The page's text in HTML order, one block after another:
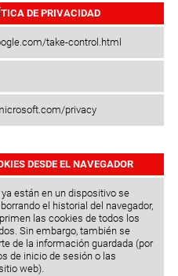
DE PRIVACIDAD
take-control.html
privacy
DESDE EL NAVEGADOR
están en un dispositivo se
el historial del navegador,
las cookies de todos los
Sin embargo, también se
de la información guardada (por
de inicio de sesión o las
web).